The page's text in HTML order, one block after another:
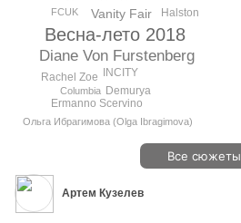
Весна-лето 2018
Diane Von Furstenberg
Vanity Fair
INCITY
Demurya
Rachel Zoe
Halston
Ermanno Scervino
Columbia
Ольга Ибрагимова (Olga Ibragimova)
FCUK
Все сюжеты
Артем Кузелев